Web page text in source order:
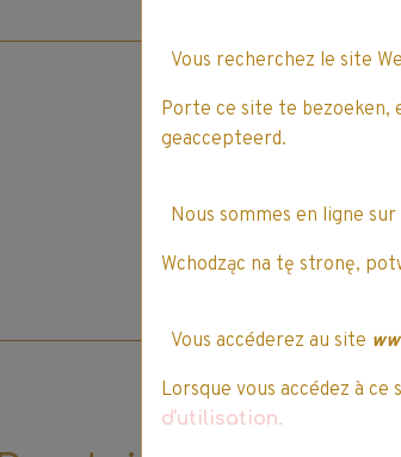
Vous recherchez le site
Porte ce site te bezoeken,
geaccepteerd.
Nous sommes en ligne sur
Wchodząc na tę stronę,
Vous accéderez au site
Lorsque vous accédez à
d'utilisation.